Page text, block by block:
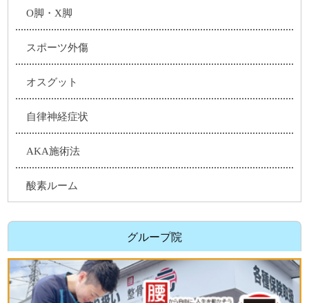
O脚・X脚
スポーツ外傷
オスグット
自律神経症状
AKA施術法
酸素ルーム
グループ院